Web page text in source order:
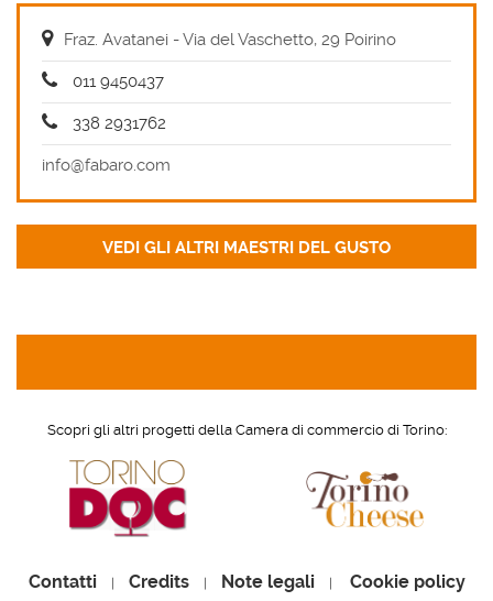
Fraz. Avatanei - Via del Vaschetto, 29 Poirino
011 9450437
338 2931762
info@fabaro.com
Scopri gli altri progetti della Camera di commercio di Torino:
Contatti Credits Note legali Cookie policy